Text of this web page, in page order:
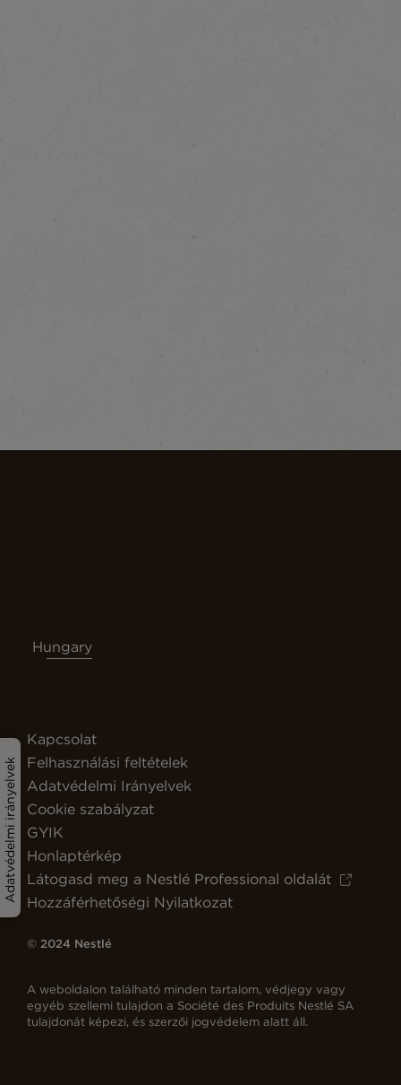
Adatvédelmi irányelvek
Hungary
Kapcsolat
Felhasználási feltételek
Adatvédelmi Irányelvek
Cookie szabályzat
GYIK
Honlaptérkép
Látogasd meg a Nestlé Professional oldalát
Hozzáférhetőségi Nyilatkozat
© 2024 Nestlé
A weboldalon található minden tartalom, védjegy vagy
egyéb szellemi tulajdon a Société des Produits Nestlé SA
tulajdonát képezi, és szerzői jogvédelem alatt áll.